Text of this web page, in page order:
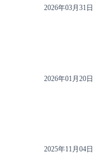
2026年03月31日
2026年01月20日
2025年11月04日